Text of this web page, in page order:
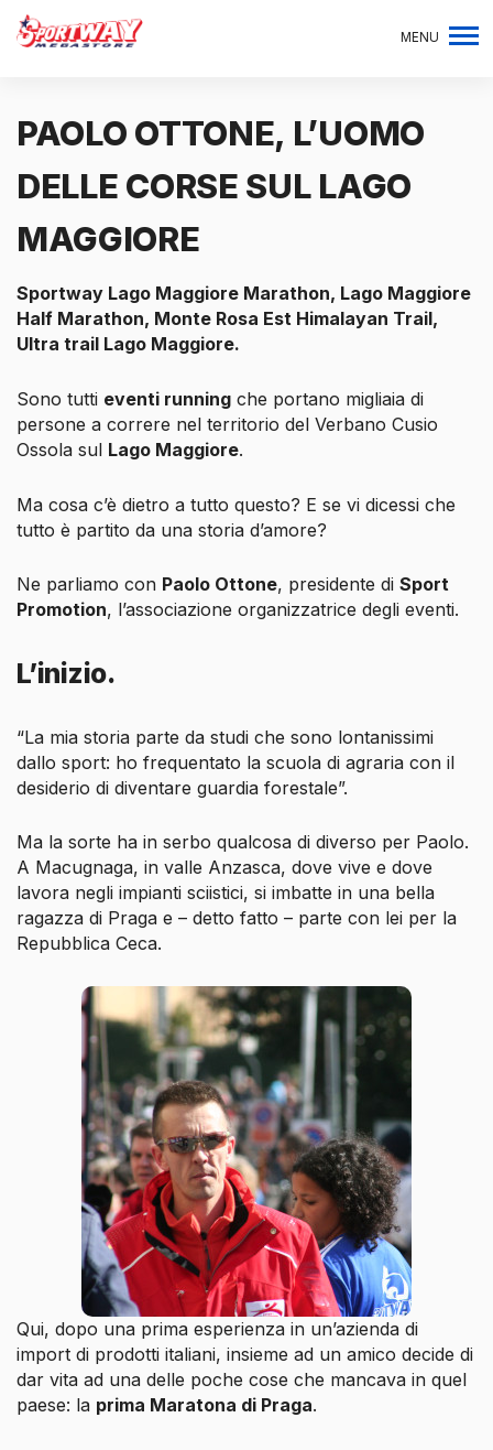
MENU
PAOLO OTTONE, L’UOMO
DELLE CORSE SUL LAGO
MAGGIORE
Sportway Lago Maggiore Marathon, Lago Maggiore
Half Marathon, Monte Rosa Est Himalayan Trail,
Ultra trail Lago Maggiore.
Sono tutti eventi running che portano migliaia di
persone a correre nel territorio del Verbano Cusio
Ossola sul Lago Maggiore.
Ma cosa c’è dietro a tutto questo? E se vi dicessi che
tutto è partito da una storia d’amore?
Ne parliamo con Paolo Ottone, presidente di Sport
Promotion, l’associazione organizzatrice degli eventi.
L’inizio.
“La mia storia parte da studi che sono lontanissimi
dallo sport: ho frequentato la scuola di agraria con il
desiderio di diventare guardia forestale”.
Ma la sorte ha in serbo qualcosa di diverso per Paolo.
A Macugnaga, in valle Anzasca, dove vive e dove
lavora negli impianti sciistici, si imbatte in una bella
ragazza di Praga e – detto fatto – parte con lei per la
Repubblica Ceca.
Qui, dopo una prima esperienza in un’azienda di
import di prodotti italiani, insieme ad un amico decide di
dar vita ad una delle poche cose che mancava in quel
paese: la prima Maratona di Praga.